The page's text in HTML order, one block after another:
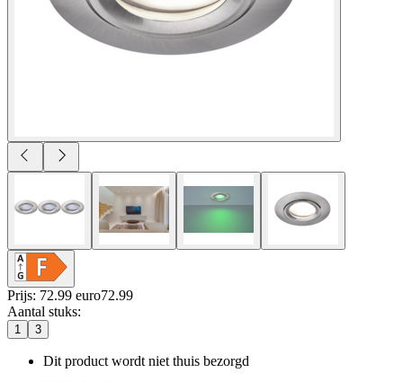
Prijs: 72.99 euro72.99
Aantal stuks:
1 3
Dit product wordt niet thuis bezorgd